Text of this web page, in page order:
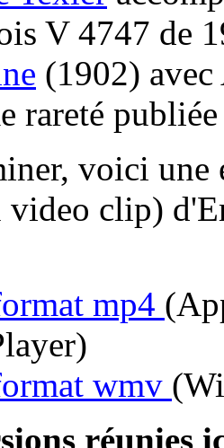
V 4747 de
(1902)
rareté
voici
video clip)
mp4
wmv
réunies